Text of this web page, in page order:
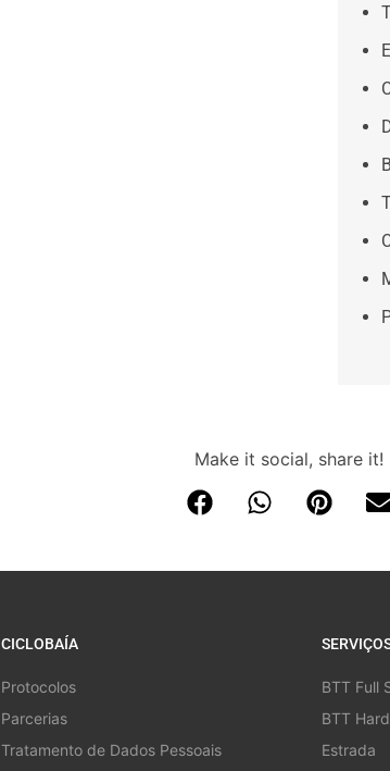
Make it social, share it!
CICLOBAÍA
Protocolos
Parcerias
Tratamento de Dados Pessoais
BTT Full
BTT
Estrada